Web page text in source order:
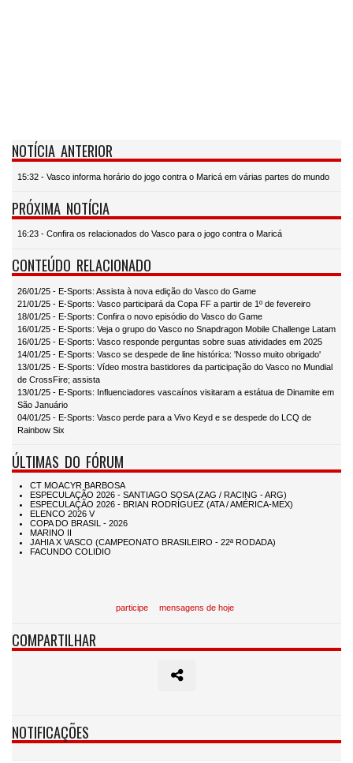
NOTÍCIA ANTERIOR
15:32 - Vasco informa horário do jogo contra o Maricá em várias partes do mundo
PRÓXIMA NOTÍCIA
16:23 - Confira os relacionados do Vasco para o jogo contra o Maricá
CONTEÚDO RELACIONADO
26/01/25 - E-Sports: Assista à nova edição do Vasco do Game
21/01/25 - E-Sports: Vasco participará da Copa FF a partir de 1º de fevereiro
18/01/25 - E-Sports: Confira o novo episódio do Vasco do Game
16/01/25 - E-Sports: Veja o grupo do Vasco no Snapdragon Mobile Challenge Latam
16/01/25 - E-Sports: Vasco responde perguntas sobre suas atividades em 2025
14/01/25 - E-Sports: Vasco se despede de line histórica: 'Nosso muito obrigado'
13/01/25 - E-Sports: Vídeo mostra bastidores da participação do Vasco no Mundial
de CrossFire; assista
13/01/25 - E-Sports: Influenciadores vascaínos visitaram a estátua de Dinamite em
São Januário
04/01/25 - E-Sports: Vasco perde para a Vivo Keyd e se despede do LCQ de
Rainbow Six
ÚLTIMAS DO FÓRUM
participe mensagens de hoje
COMPARTILHAR
NOTIFICAÇÕES